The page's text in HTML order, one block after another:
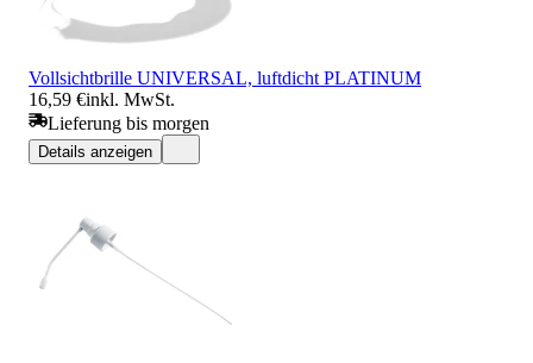
Vollsichtbrille UNIVERSAL, luftdicht PLATINUM
16,59 €inkl. MwSt.
Lieferung bis morgen
Details anzeigen